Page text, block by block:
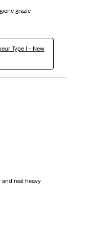
grazie
Type I - New
and real heavy